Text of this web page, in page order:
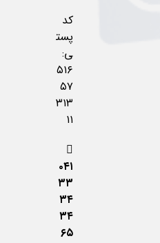
کد
پست
ی:
۵۱۶
۵۷
۳۱۳
۱۱
۰۴۱
۳۳
۳۴
۳۴
۶۵